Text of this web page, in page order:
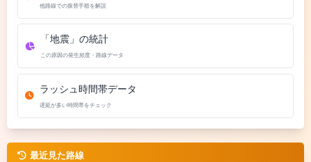
他路線での振替手順を解説
「地震」の統計
この原因の発生頻度・路線データ
ラッシュ時間帯データ
遅延が多い時間帯をチェック
最近見た路線